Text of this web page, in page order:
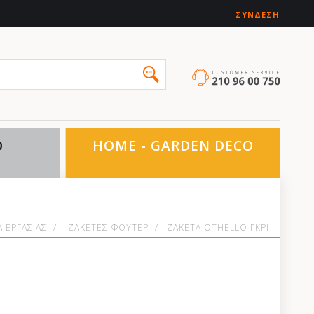
ΣΎΝΔΕΣΗ
HOME - GARDEN DECO
ΕΡΓΑΣΙΑΣ / ΖΑΚΕΤΕΣ-ΦΟΥΤΕΡ / ΖΑΚΕΤΑ OTHELLO ΓΚΡΙ